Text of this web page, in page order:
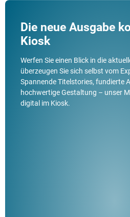
Die neue Ausgabe
Kiosk
Werfen Sie einen Blick in die
überzeugen Sie sich selbst vom
Spannende Titelstories, fundierte
hochwertige Gestaltung – unser
digital im Kiosk.